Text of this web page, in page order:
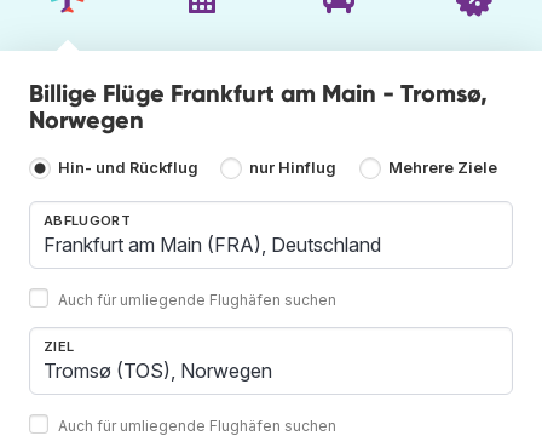
Billige Flüge Frankfurt am Main - Tromsø,
Norwegen
Hin- und Rückflug nur Hinflug Mehrere Ziele
ABFLUGORT
Auch für umliegende Flughäfen suchen
ZIEL
Auch für umliegende Flughäfen suchen